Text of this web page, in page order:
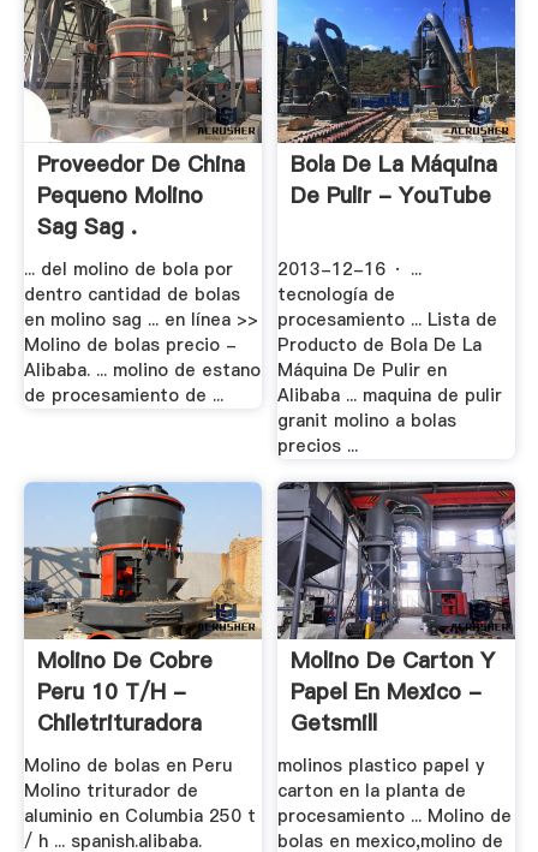
Proveedor De China
Pequeno Molino
Sag Sag .
... del molino de bola por
dentro cantidad de bolas
en molino sag ... en línea >>
Molino de bolas precio -
Alibaba. ... molino de estano
de procesamiento de ...
Bola De La Máquina
De Pulir - YouTube
2013-12-16 · ...
tecnología de
procesamiento ... Lista de
Producto de Bola De La
Máquina De Pulir en
Alibaba ... maquina de pulir
granit molino a bolas
precios ...
Molino De Cobre
Peru 10 T/h -
Chiletrituradora
Molino de bolas en Peru
Molino triturador de
aluminio en Columbia 250 t
/ h ... spanish.alibaba.
Molino De Carton Y
Papel En Mexico -
Getsmill
molinos plastico papel y
carton en la planta de
procesamiento ... Molino de
bolas en mexico,molino de